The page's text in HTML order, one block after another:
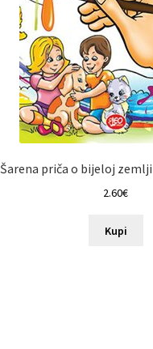
Šarena priča o bijeloj
2.60€
Kupi